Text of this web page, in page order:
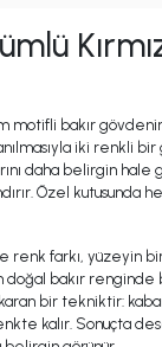
motifli bakır
iki renkli bir
daha belirgin
Özel kutusunda
renk farkı, yüzeyin
doğal bakır renginde
bir tekniktir:
kalır. Sonuçta